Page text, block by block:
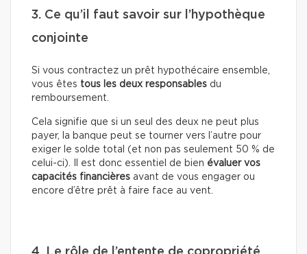
3. Ce qu’il faut savoir sur l’hypothèque
conjointe
Si vous contractez un prêt hypothécaire ensemble,
vous êtes tous les deux responsables du
remboursement.
Cela signifie que si un seul des deux ne peut plus
payer, la banque peut se tourner vers l’autre pour
exiger le solde total (et non pas seulement 50 % de
celui-ci). Il est donc essentiel de bien évaluer vos
capacités financières avant de vous engager ou
encore d’être prêt à faire face au vent.